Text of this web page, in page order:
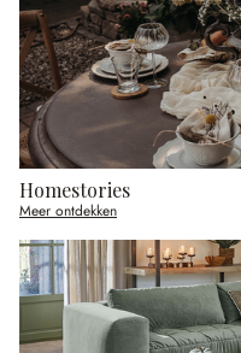
Homestories
Meer ontdekken